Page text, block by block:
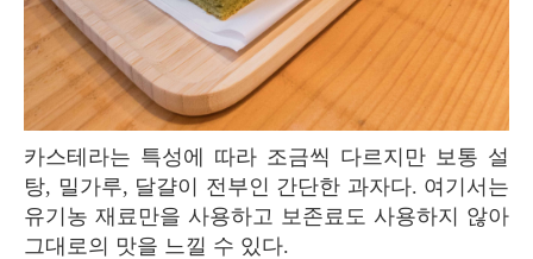
카스테라는 특성에 따라 조금씩 다르지만 보통 설
탕, 밀가루, 달걀이 전부인 간단한 과자다. 여기서는
유기농 재료만을 사용하고 보존료도 사용하지 않아
그대로의 맛을 느낄 수 있다.